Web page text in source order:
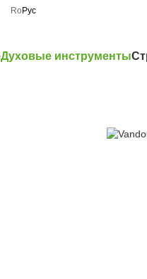
Ro Рус
Духовые инструменты